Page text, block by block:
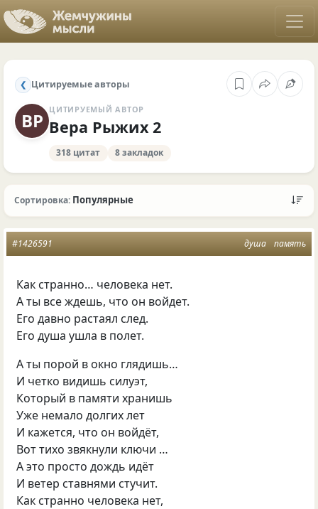
❮ Цитируемые авторы
ВР ЦИТИРУЕМЫЙ АВТОР
Вера Рыжих 2
318 цитат 8 закладок
Сортировка: Популярные
душа память
#1426591
Как странно… человека нет.
А ты все ждешь, что он войдет.
Его давно растаял след.
Его душа ушла в полет.
А ты порой в окно глядишь…
И четко видишь силуэт,
Который в памяти хранишь
Уже немало долгих лет
И кажется, что он войдёт,
Вот тихо звякнули ключи …
А это просто дождь идёт
И ветер ставнями стучит.
Как странно человека нет,